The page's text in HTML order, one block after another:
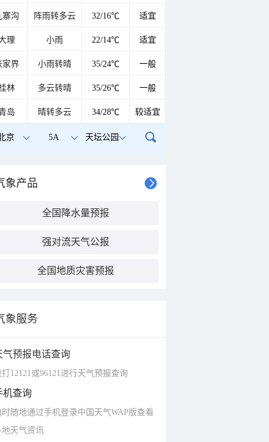
寨沟 阵雨转多云 32/16℃ 适宜
理 小雨 22/14℃ 适宜
家界 小雨转晴 35/24℃ 一般
林 多云转晴 35/26℃ 一般
岛 晴转多云 34/28℃ 较适宜
京 5A 天坛公园
象产品
全国降水量预报
强对流天气公报
全国地质灾害预报
象服务
气预报电话查询
打12121或96121进行天气预报查询
机查询
时随地通过手机登录中国天气WAP版查看
地天气资讯